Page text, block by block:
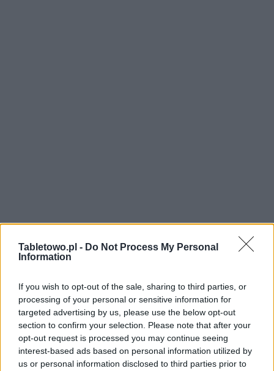
Tabletowo.pl - Do Not Process My Personal
Information
If you wish to opt-out of the sale, sharing to third parties, or
processing of your personal or sensitive information for
targeted advertising by us, please use the below opt-out
section to confirm your selection. Please note that after your
opt-out request is processed you may continue seeing
interest-based ads based on personal information utilized by
us or personal information disclosed to third parties prior to